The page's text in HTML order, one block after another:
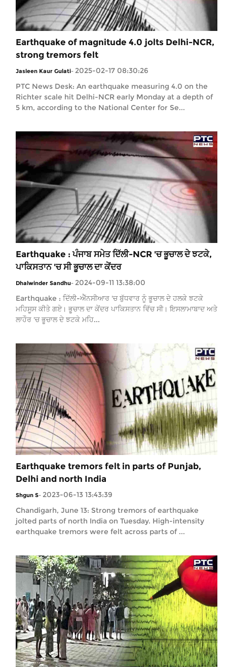
Earthquake of magnitude 4.0 jolts Delhi-NCR,
strong tremors felt
Jasleen Kaur Gulati- 2025-02-17 08:30:26
PTC News Desk: An earthquake measuring 4.0 on the
Richter scale hit Delhi-NCR early Monday at a depth of
5 km, according to the National Center for Se...
Earthquake : ਪੰਜਾਬ ਸਮੇਤ ਦਿੱਲੀ-NCR 'ਚ ਭੂਚਾਲ ਦੇ ਝਟਕੇ,
ਪਾਕਿਸਤਾਨ 'ਚ ਸੀ ਭੂਚਾਲ ਦਾ ਕੇਂਦਰ
Dhalwinder Sandhu- 2024-09-11 13:38:00
Earthquake : ਦਿੱਲੀ-ਐੱਨਸੀਆਰ 'ਚ ਬੁੱਧਵਾਰ ਨੂੰ ਭੂਚਾਲ ਦੇ ਹਲਕੇ ਝਟਕੇ
ਮਹਿਸੂਸ ਕੀਤੇ ਗਏ। ਭੂਚਾਲ ਦਾ ਕੇਂਦਰ ਪਾਕਿਸਤਾਨ ਵਿੱਚ ਸੀ। ਇਸਲਾਮਾਬਾਦ ਅਤੇ
ਲਾਹੌਰ 'ਚ ਭੂਚਾਲ ਦੇ ਝਟਕੇ ਮਹਿ...
Earthquake tremors felt in parts of Punjab,
Delhi and north India
Shgun S- 2023-06-13 13:43:39
Chandigarh, June 13: Strong tremors of earthquake
jolted parts of north India on Tuesday. High-intensity
earthquake tremors were felt across parts of ...